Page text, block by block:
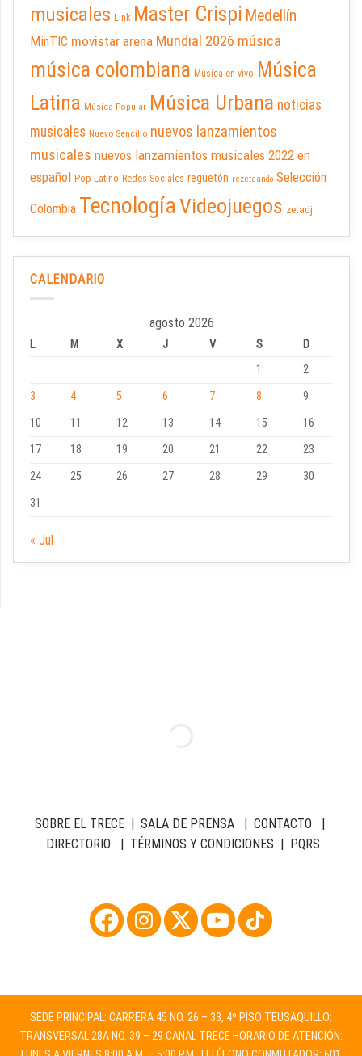
musicales Link Master Crispi Medellín
MinTIC movistar arena Mundial 2026 música
música colombiana Música en vivo Música
Latina Música Popular Música Urbana noticias
musicales Nuevo Sencillo nuevos lanzamientos
musicales nuevos lanzamientos musicales 2022 en
español Pop Latino Redes Sociales reguetón rezeteando Selección
Colombia TecnologíaVideojuegos zetadj
CALENDARIO
agosto 2026
L M X J V S
D
1
2
3
4 5 6 7 8
9
10
11 12 13 14 15
16
17
18 19 20 21 22
23
24
25 26 27 28 29
30
31
« Jul
SOBRE EL TRECE| SALA DE PRENSA| CONTACTO |
DIRECTORIO | TÉRMINOS Y CONDICIONES | PQRS
SEDE PRINCIPAL: CARRERA 45 NO. 26 – 33, 4º PISO TEUSAQUILLO:
TRANSVERSAL 28A NO. 39 – 29 CANAL TRECE HORARIO DE ATENCIÓN: